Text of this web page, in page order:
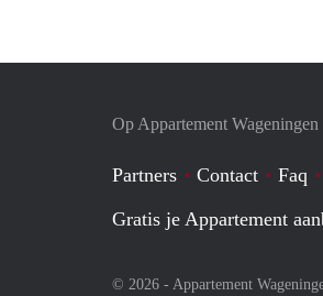
Op Appartement
Partners Contact Faq
Gratis je Appartement
© 2026 - Appartement